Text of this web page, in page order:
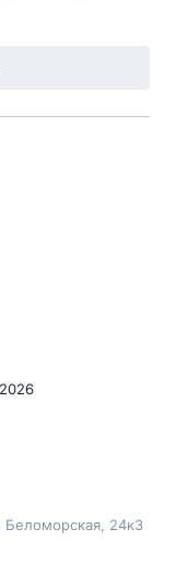
Беломорская , 24к3